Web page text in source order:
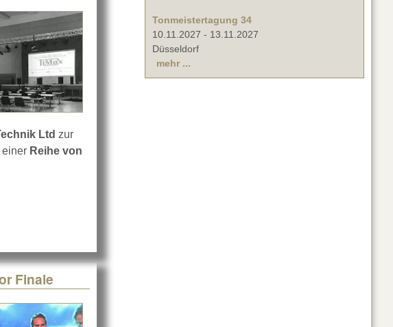
Ltd zur
einer Reihe von
Finale
Tonmeistertagung 34
10.11.2027 - 13.11.2027
Düsseldorf
mehr ...